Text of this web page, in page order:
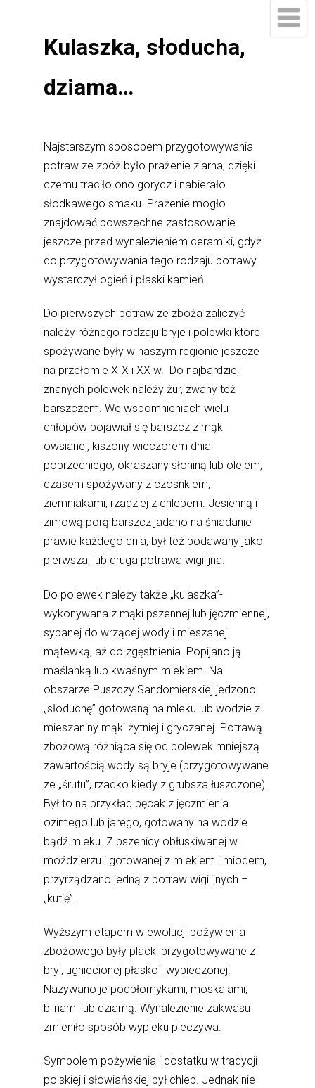
Kulaszka, słoducha,
dziama…
Najstarszym sposobem przygotowywania
potraw ze zbóż było prażenie ziarna, dzięki
czemu traciło ono gorycz i nabierało
słodkawego smaku. Prażenie mogło
znajdować powszechne zastosowanie
jeszcze przed wynalezieniem ceramiki, gdyż
do przygotowywania tego rodzaju potrawy
wystarczył ogień i płaski kamień.
Do pierwszych potraw ze zboża zaliczyć
należy różnego rodzaju bryje i polewki które
spożywane były w naszym regionie jeszcze
na przełomie XIX i XX w. Do najbardziej
znanych polewek należy żur, zwany też
barszczem. We wspomnieniach wielu
chłopów pojawiał się barszcz z mąki
owsianej, kiszony wieczorem dnia
poprzedniego, okraszany słoniną lub olejem,
czasem spożywany z czosnkiem,
ziemniakami, rzadziej z chlebem. Jesienną i
zimową porą barszcz jadano na śniadanie
prawie każdego dnia, był też podawany jako
pierwsza, lub druga potrawa wigilijna.
Do polewek należy także „kulaszka”-
wykonywana z mąki pszennej lub jęczmiennej,
sypanej do wrzącej wody i mieszanej
mątewką, aż do zgęstnienia. Popijano ją
maślanką lub kwaśnym mlekiem. Na
obszarze Puszczy Sandomierskiej jedzono
„słoduchę” gotowaną na mleku lub wodzie z
mieszaniny mąki żytniej i gryczanej. Potrawą
zbożową różniąca się od polewek mniejszą
zawartością wody są bryje (przygotowywane
ze „śrutu”, rzadko kiedy z grubsza łuszczone).
Był to na przykład pęcak z jęczmienia
ozimego lub jarego, gotowany na wodzie
bądź mleku. Z pszenicy obłuskiwanej w
moździerzu i gotowanej z mlekiem i miodem,
przyrządzano jedną z potraw wigilijnych –
„kutię”.
Wyższym etapem w ewolucji pożywienia
zbożowego były placki przygotowywane z
bryi, ugniecionej płasko i wypieczonej.
Nazywano je podpłomykami, moskalami,
blinami lub dziamą. Wynalezienie zakwasu
zmieniło sposób wypieku pieczywa.
Symbolem pożywienia i dostatku w tradycji
polskiej i słowiańskiej był chleb. Jednak nie